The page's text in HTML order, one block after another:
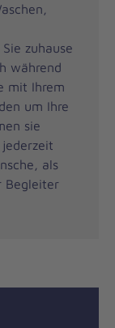
zuhause
während
mit Ihrem
um Ihre
sie
als
Begleiter